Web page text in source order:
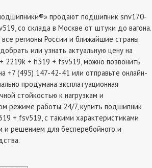
продают подшипник snv170-
со склада в Москве от штуки до вагона.
регионы России и ближайшие страны
или узнать актуальную цену на
+ h319 + fsv519, можно позвонить
+7 (495) 147-42-41 или отправьте онлайн-
продумана эксплатуационная
стойкостью к нагрузкам и
режиме работы 24/7, купить подшипник
+ fsv519, с такими характеристиками
решением для бесперебойного и